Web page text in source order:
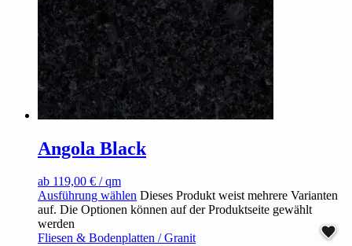
Angola Black
ab 119,00 € / qm
Ausführung wählen Dieses Produkt weist mehrere Varianten
auf. Die Optionen können auf der Produktseite gewählt
werden
Fliesen & Bodenplatten / Granit